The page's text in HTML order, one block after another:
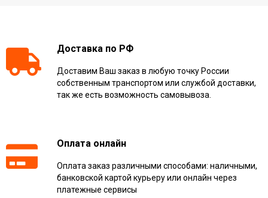
Доставка по РФ
Доставим Ваш заказ в любую точку России
собственным транспортом или службой доставки,
так же есть возможность самовывоза.
Оплата онлайн
Оплата заказ различными способами: наличными,
банковской картой курьеру или онлайн через
платежные сервисы